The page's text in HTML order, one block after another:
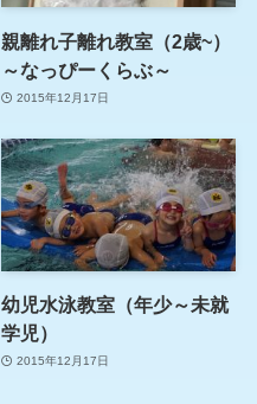
親離れ子離れ教室（2歳~）
～なっぴーくらぶ～
2015年12月17日
幼児水泳教室（年少～未就
学児）
2015年12月17日